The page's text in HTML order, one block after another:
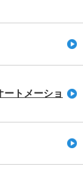
トメーショ